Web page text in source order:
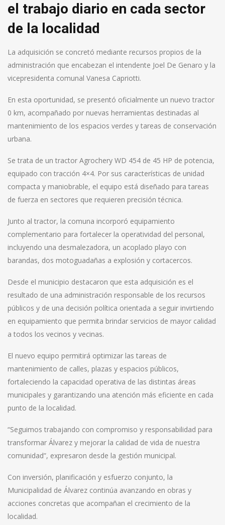
el trabajo diario en cada sector
de la localidad
La adquisición se concretó mediante recursos propios de la
administración que encabezan el intendente Joel De Genaro y la
vicepresidenta comunal Vanesa Capriotti.
En esta oportunidad, se presentó oficialmente un nuevo tractor
0 km, acompañado por nuevas herramientas destinadas al
mantenimiento de los espacios verdes y tareas de conservación
urbana.
Se trata de un tractor Agrochery WD 454 de 45 HP de potencia,
equipado con tracción 4×4. Por sus características de unidad
compacta y maniobrable, el equipo está diseñado para tareas
de fuerza en sectores que requieren precisión técnica.
Junto al tractor, la comuna incorporó equipamiento
complementario para fortalecer la operatividad del personal,
incluyendo una desmalezadora, un acoplado playo con
barandas, dos motoguadañas a explosión y cortacercos.
Desde el municipio destacaron que esta adquisición es el
resultado de una administración responsable de los recursos
públicos y de una decisión política orientada a seguir invirtiendo
en equipamiento que permita brindar servicios de mayor calidad
a todos los vecinos y vecinas.
El nuevo equipo permitirá optimizar las tareas de
mantenimiento de calles, plazas y espacios públicos,
fortaleciendo la capacidad operativa de las distintas áreas
municipales y garantizando una atención más eficiente en cada
punto de la localidad.
“Seguimos trabajando con compromiso y responsabilidad para
transformar Álvarez y mejorar la calidad de vida de nuestra
comunidad”, expresaron desde la gestión municipal.
Con inversión, planificación y esfuerzo conjunto, la
Municipalidad de Álvarez continúa avanzando en obras y
acciones concretas que acompañan el crecimiento de la
localidad.